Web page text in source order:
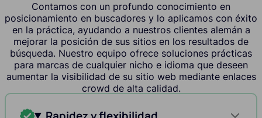
Contamos con un profundo conocimiento en
posicionamiento en buscadores y lo aplicamos con éxito
en la práctica, ayudando a nuestros clientes alemán a
mejorar la posición de sus sitios en los resultados de
búsqueda. Nuestro equipo ofrece soluciones prácticas
para marcas de cualquier nicho e idioma que deseen
aumentar la visibilidad de su sitio web mediante enlaces
crowd de alta calidad.